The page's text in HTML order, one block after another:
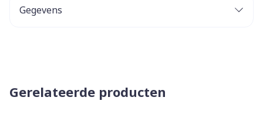
Gegevens
Gerelateerde producten